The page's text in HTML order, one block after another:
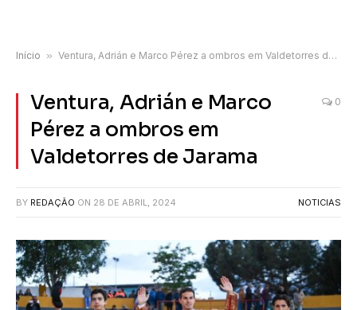
Início » Ventura, Adrián e Marco Pérez a ombros em Valdetorres de Jarama
Ventura, Adrián e Marco
Pérez a ombros em
Valdetorres de Jarama
0
BY REDAÇÃO ON 28 DE ABRIL, 2024 NOTICIAS